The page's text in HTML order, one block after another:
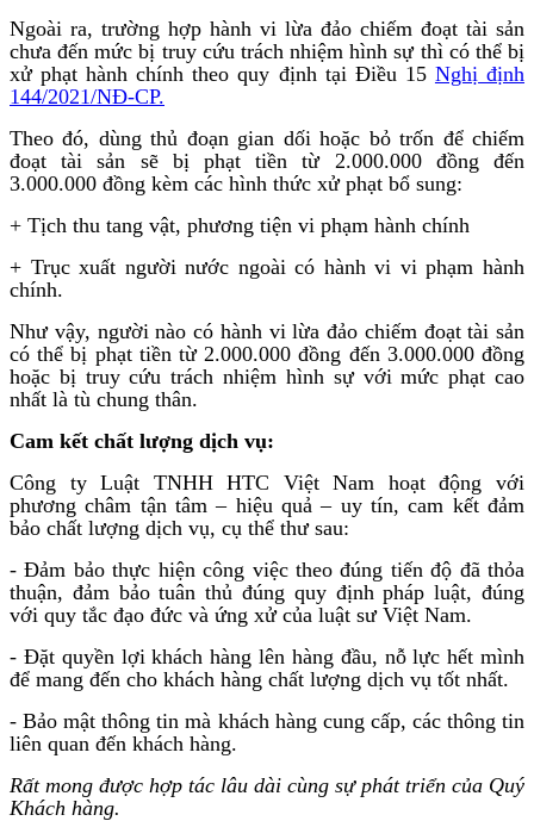
Ngoài ra, trường hợp hành vi lừa đảo chiếm đoạt tài sản
chưa đến mức bị truy cứu trách nhiệm hình sự thì có thể bị
xử phạt hành chính theo quy định tại Điều 15 Nghị định
144/2021/NĐ-CP.
Theo đó, dùng thủ đoạn gian dối hoặc bỏ trốn để chiếm
đoạt tài sản sẽ bị phạt tiền từ 2.000.000 đồng đến
3.000.000 đồng kèm các hình thức xử phạt bổ sung:
+ Tịch thu tang vật, phương tiện vi phạm hành chính
+ Trục xuất người nước ngoài có hành vi vi phạm hành
chính.
Như vậy, người nào có hành vi lừa đảo chiếm đoạt tài sản
có thể bị phạt tiền từ 2.000.000 đồng đến 3.000.000 đồng
hoặc bị truy cứu trách nhiệm hình sự với mức phạt cao
nhất là tù chung thân.
Cam kết chất lượng dịch vụ:
Công ty Luật TNHH HTC Việt Nam hoạt động với
phương châm tận tâm – hiệu quả – uy tín, cam kết đảm
bảo chất lượng dịch vụ, cụ thể thư sau:
- Đảm bảo thực hiện công việc theo đúng tiến độ đã thỏa
thuận, đảm bảo tuân thủ đúng quy định pháp luật, đúng
với quy tắc đạo đức và ứng xử của luật sư Việt Nam.
- Đặt quyền lợi khách hàng lên hàng đầu, nỗ lực hết mình
để mang đến cho khách hàng chất lượng dịch vụ tốt nhất.
- Bảo mật thông tin mà khách hàng cung cấp, các thông tin
liên quan đến khách hàng.
Rất mong được hợp tác lâu dài cùng sự phát triển của Quý
Khách hàng.